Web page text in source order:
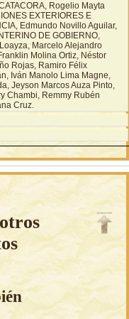
Rogelio Mayta
EXTERIORES E
Edmundo Novillo Aguilar,
DE GOBIERNO,
Marcelo Alejandro
Molina Ortiz, Néstor
Rojas, Ramiro Félix
Iván Manolo Lima Magne,
Jeyson Marcos Auza Pinto,
Chambi, Remmy Rubén
Cruz.